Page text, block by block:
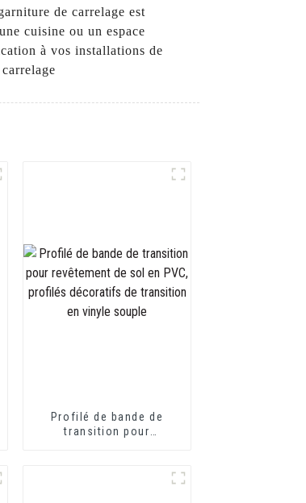
de carrelage est
cuisine ou un espace
à vos installations de
Profilé de bande de
transition pour